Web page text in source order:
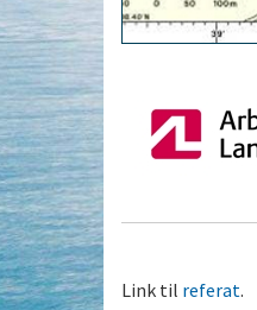
Link til referat.